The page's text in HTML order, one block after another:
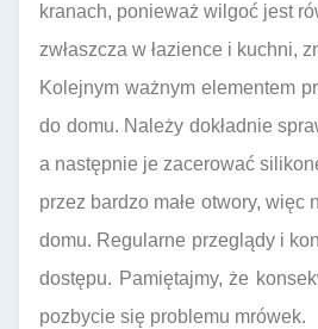
kranach, ponieważ wilgoć jest
zwłaszcza w łazience i kuchni,
Kolejnym ważnym elementem
do domu. Należy dokładnie
a następnie je zacerować
przez bardzo małe otwory,
domu. Regularne przeglądy i
dostępu. Pamiętajmy, że
pozbycie się problemu mrówek.